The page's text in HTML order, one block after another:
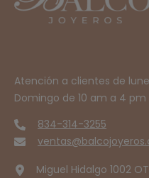
Atención a clientes de
Domingo de 10 am a 4 pm
834-314-3255
Miguel Hidalgo 1002